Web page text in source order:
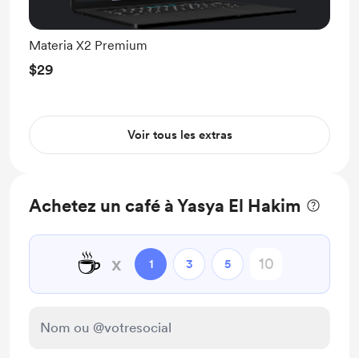
Materia X2 Premium
$29
Voir tous les extras
Achetez un café à Yasya El Hakim
☕ x 1 3 5